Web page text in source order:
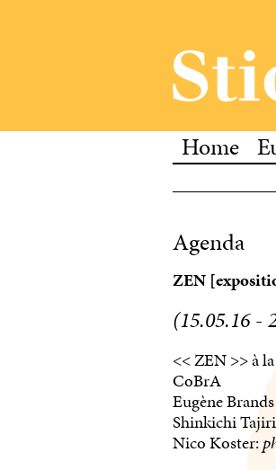
Home
Agenda
ZEN
(15.05.16 -
<< ZEN >> à
CoBrA
Eugène
Shinkichi
Nico Koster: